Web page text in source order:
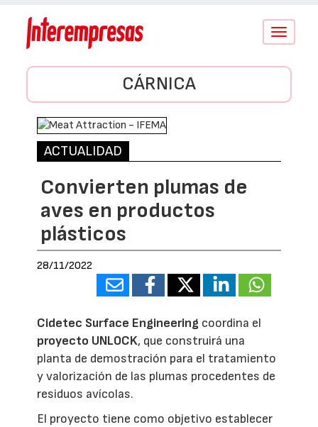
Conmutar
CÁRNICA
ACTUALIDAD
Convierten plumas de
aves en productos
plásticos
28/11/2022
Cidetec Surface Engineering coordina el
proyecto UNLOCK, que construirá una
planta de demostración para el tratamiento
y valorización de las plumas procedentes de
residuos avícolas.
El proyecto tiene como objetivo establecer